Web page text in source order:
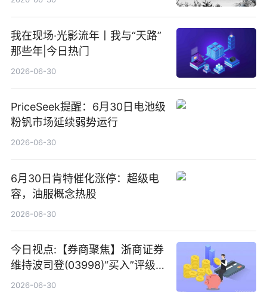
我在现场·光影流年丨我与“天路”
那些年|今日热门
2026-06-30
PriceSeek提醒：6月30日电池级
粉钒市场延续弱势运行
2026-06-30
6月30日肯特催化涨停：超级电
容，油服概念热股
2026-06-30
今日视点:【券商聚焦】浙商证券
维持波司登(03998)“买入”评级
指其业绩高质量稳增长
2026-06-30